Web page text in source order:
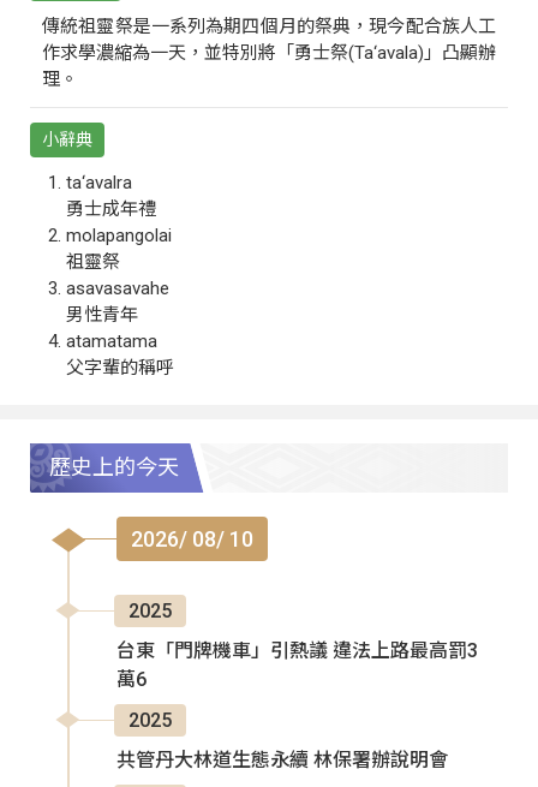
傳統祖靈祭是一系列為期四個月的祭典，現今配合族人工
作求學濃縮為一天，並特別將「勇士祭(Ta‘avala)」凸顯辦
理。
小辭典
ta‘avalra
勇士成年禮
molapangolai
祖靈祭
asavasavahe
男性青年
atamatama
父字輩的稱呼
歷史上的今天
2026/ 08/ 10
2025
台東「門牌機車」引熱議 違法上路最高罰3
萬6
2025
共管丹大林道生態永續 林保署辦說明會